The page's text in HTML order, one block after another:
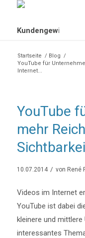
Startseite / Blog /
YouTube für
Internet...
YouTube
mehr
10.07.2014 / von René
Videos im Internet
YouTube ist dabei
kleinere und
interessantes